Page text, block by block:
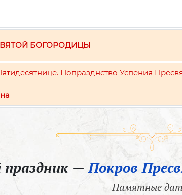
БОГОРОДИЦЫ
Попразднство Успения
праздник —Покров
Памятные